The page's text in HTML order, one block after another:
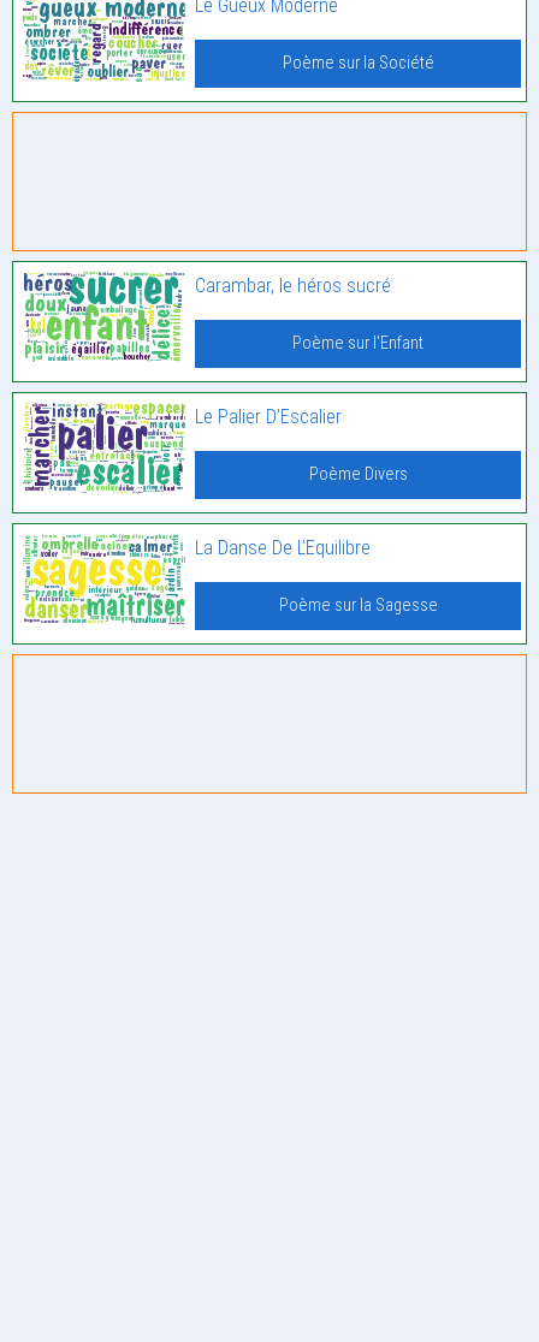
Le Gueux Moderne
Poème sur la Société
Carambar, le héros sucré
Poème sur l'Enfant
Le Palier D’Escalier
Poème Divers
La Danse De L’Equilibre
Poème sur la Sagesse